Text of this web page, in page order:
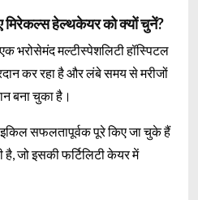
मिरेकल्स हेल्थकेयर को क्यों चुनें?
भरोसेमंद मल्टीस्पेशलिटी हॉस्पिटल
कर रहा है और लंबे समय से मरीजों
बना चुका है।
सफलतापूर्वक पूरे किए जा चुके हैं
जो इसकी फर्टिलिटी केयर में